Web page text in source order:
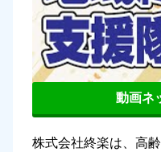
動画ネ
株式会社終楽は、高